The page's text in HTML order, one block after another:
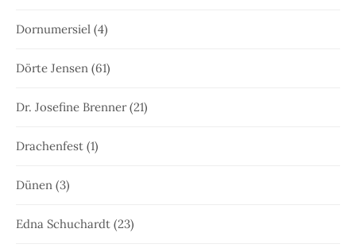
Dornumersiel (4)
Dörte Jensen (61)
Dr. Josefine Brenner(21)
Drachenfest (1)
Dünen (3)
Edna Schuchardt (23)